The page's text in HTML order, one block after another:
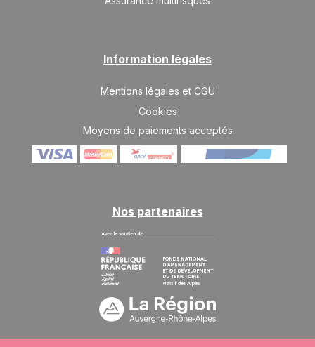
Information légales
Mentions légales et CGU
Cookies
Moyens de paiements acceptés
Nos partenaires